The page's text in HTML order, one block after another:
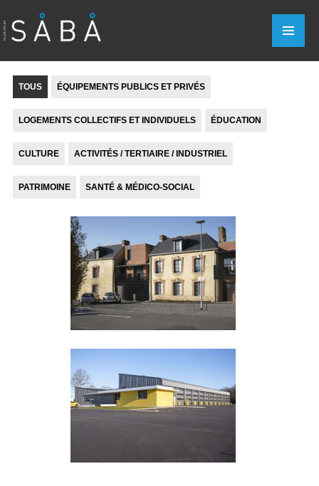
TOUS ÉQUIPEMENTS PUBLICS ET PRIVÉS
LOGEMENTS COLLECTIFS ET INDIVIDUELS ÉDUCATION
CULTURE ACTIVITÉS / TERTIAIRE / INDUSTRIEL
PATRIMOINE SANTÉ & MÉDICO-SOCIAL